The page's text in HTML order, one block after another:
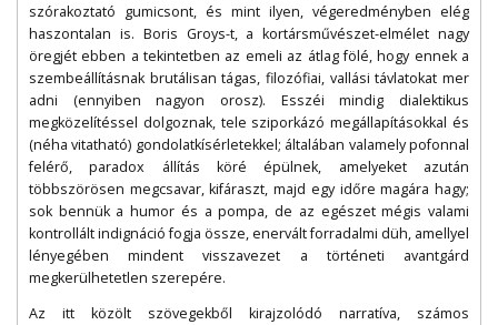
szórakoztató gumicsont, és mint ilyen, végeredményben elég
haszontalan is. Boris Groys-t, a kortársművészet-elmélet nagy
öregjét ebben a tekintetben az emeli az átlag fölé, hogy ennek a
szembeállításnak brutálisan tágas, filozófiai, vallási távlatokat mer
adni (ennyiben nagyon orosz). Esszéi mindig dialektikus
megközelítéssel dolgoznak, tele sziporkázó megállapításokkal és
(néha vitatható) gondolatkísérletekkel; általában valamely pofonnal
felérő, paradox állítás köré épülnek, amelyeket azután
többszörösen megcsavar, kifáraszt, majd egy időre magára hagy;
sok bennük a humor és a pompa, de az egészet mégis valami
kontrollált indignáció fogja össze, enervált forradalmi düh, amellyel
lényegében mindent visszavezet a történeti avantgárd
megkerülhetetlen szerepére.
Az itt közölt szövegekből kirajzolódó narratíva, számos